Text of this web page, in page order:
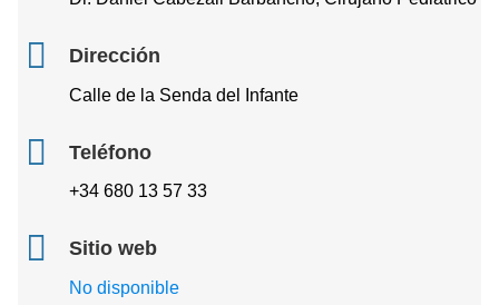
Dirección
Calle de la Senda del Infante
Teléfono
+34 680 13 57 33
Sitio web
No disponible